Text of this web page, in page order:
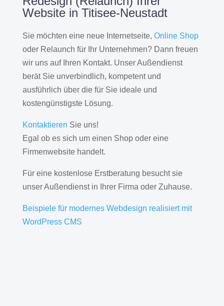
Website in Titisee-Neustadt
Sie möchten eine neue Internetseite, Online Shop
oder Relaunch für Ihr Unternehmen? Dann freuen
wir uns auf Ihren Kontakt. Unser Außendienst
berät Sie unverbindlich, kompetent und
ausführlich über die für Sie ideale und
kostengünstigste Lösung.
Kontaktieren Sie uns!
Egal ob es sich um einen Shop oder eine
Firmenwebsite handelt.
Für eine kostenlose Erstberatung besucht sie
unser Außendienst in Ihrer Firma oder Zuhause.
Beispiele für modernes Webdesign realisiert mit
WordPress CMS